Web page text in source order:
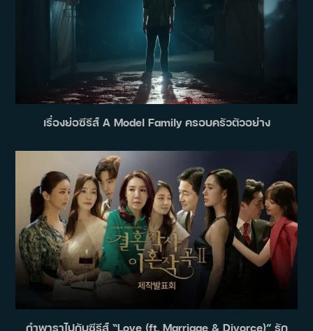
เรื่องย่อซีรีส์ A Model Family ครอบครัวตัวอย่าง
กำพาราไปกับซีรีส์ “Love (ft. Marriage & Divorce)” รัก